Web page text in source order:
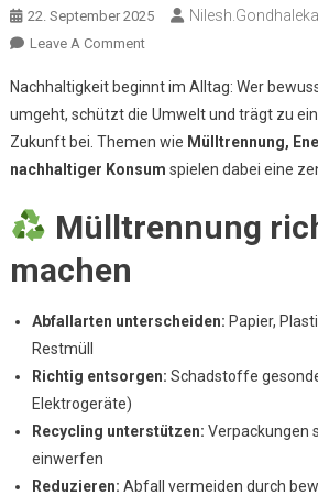
22. September 2025
Leave A CommentOn
Im
Alltag
Übernehmen
Nachhaltigkeit beginnt im Alltag: Wer
umgeht, schützt die Umwelt und trägt zu
Zukunft bei. Themen wie Mülltrennung,
nachhaltiger Konsum spielen dabei eine
Mülltrennung
machen
Abfallarten unterscheiden: Papier,
Restmüll
Richtig entsorgen: Schadstoffe
Elektrogeräte)
Recycling unterstützen: Verpackungen
einwerfen
Reduzieren: Abfall vermeiden durch